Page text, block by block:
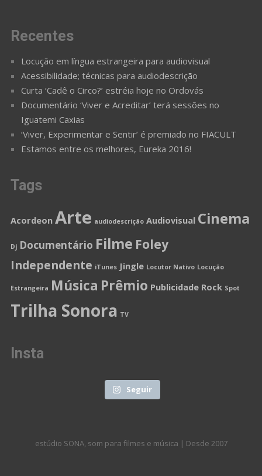
Recentes
Locução em língua estrangeira para audiovisual
Acessibilidade; técnicas para audiodescrição
Curta ‘Cadê o Circo?’ estréia hoje no Ordovás
Documentário ‘Viver e Acreditar’ terá sessões no
Iguatemi Caxias
‘Viver, Experimentar e Sentir’ é premiado no FIACULT
Estamos entre os melhores, Eureka 2016!
Tags
Acordeon Arte audiodescrição Audiovisual Cinema
Dj Documentário Filme Foley
Independente iTunes Jingle Locutor Nativo Locução
Estrangeira Música Prêmio Publicidade Rock Spot
Trilha Sonora TV
Insta
Seguir
estúdio SONA, som para filmes e música | Desde 2007